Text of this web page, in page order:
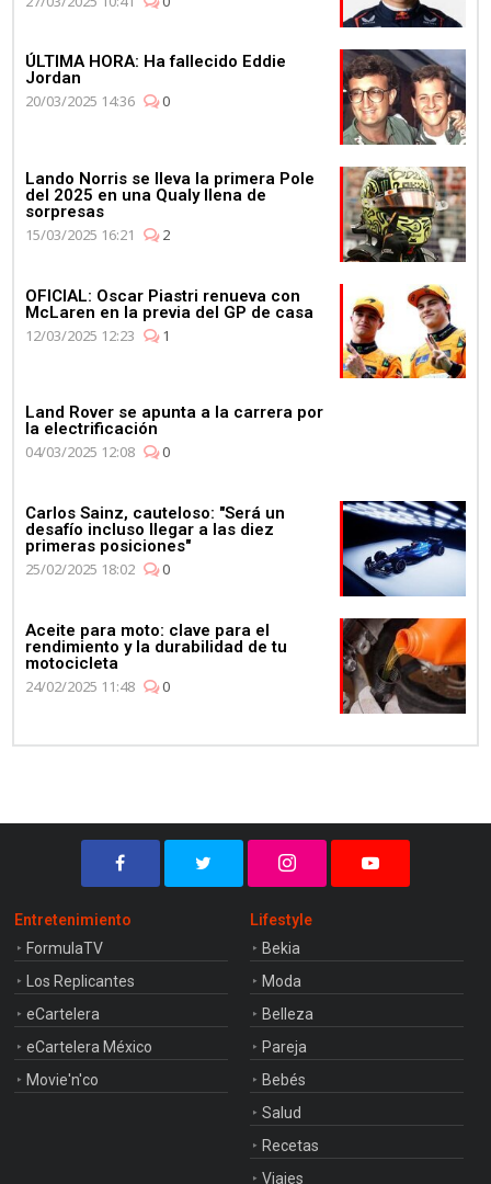
ÚLTIMA HORA: Ha fallecido Eddie
Jordan
20/03/2025 14:36
0
Lando Norris se lleva la primera Pole
del 2025 en una Qualy llena de
sorpresas
15/03/2025 16:21
2
OFICIAL: Oscar Piastri renueva con
McLaren en la previa del GP de casa
12/03/2025 12:23
1
Land Rover se apunta a la carrera por
la electrificación
04/03/2025 12:08
0
Carlos Sainz, cauteloso: "Será un
desafío incluso llegar a las diez
primeras posiciones"
25/02/2025 18:02
0
Aceite para moto: clave para el
rendimiento y la durabilidad de tu
motocicleta
24/02/2025 11:48
0
Entretenimiento
FormulaTV
Los Replicantes
eCartelera
eCartelera México
Movie'n'co
Lifestyle
Bekia
Moda
Belleza
Pareja
Bebés
Salud
Recetas
Viajes